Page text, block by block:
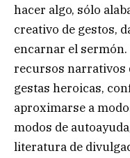
hacer algo, sólo
creativo de gestos,
encarnar el
recursos narrativos
gestas heroicas,
aproximarse a
modos de
literatura de